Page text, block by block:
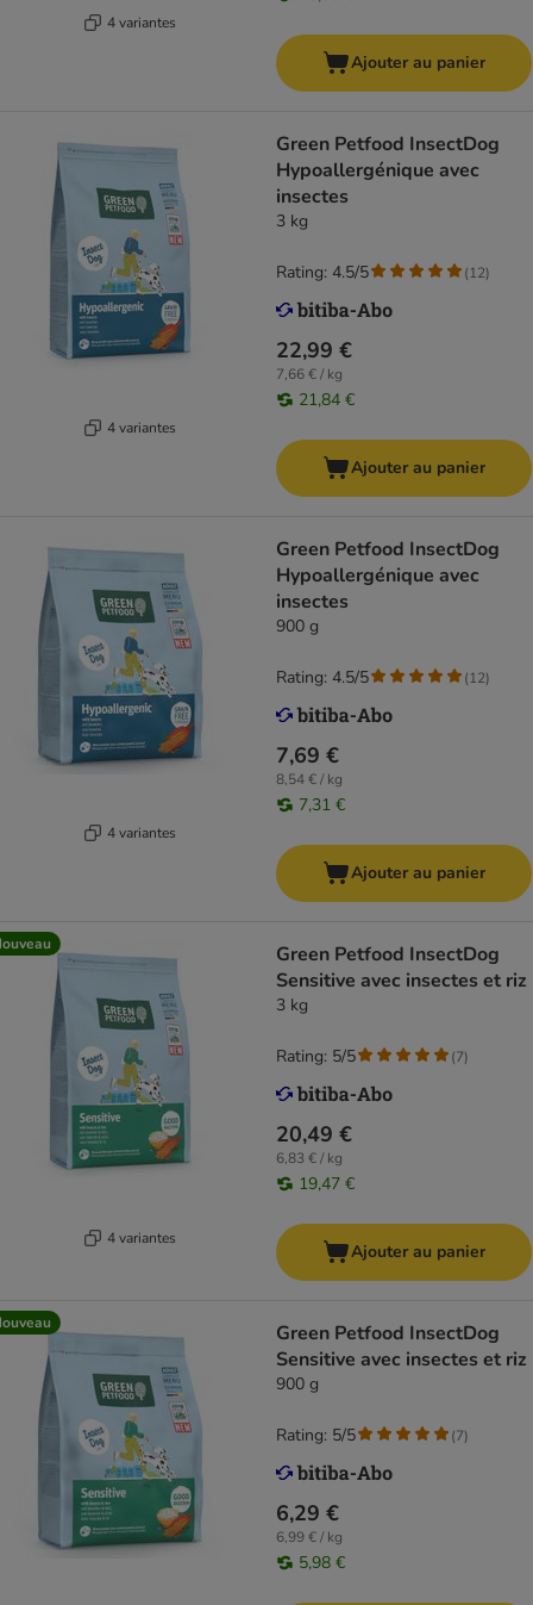
4 variantes
Ajouter au panier
4 variantes
Green Petfood InsectDog
Hypoallergénique avec
insectes
3 kg
22,99 €
7,66 € / kg
21,84 €
Rating: 4.5/5 (12)
Ajouter au panier
4 variantes
Green Petfood InsectDog
Hypoallergénique avec
insectes
900 g
7,69 €
8,54 € / kg
7,31 €
Rating: 4.5/5 (12)
Ajouter au panier
4 variantes
Green Petfood InsectDog
Sensitive avec insectes et riz
3 kg
20,49 €
6,83 € / kg
19,47 €
Rating: 5/5 (7)
Ajouter au panier
Green Petfood InsectDog
Sensitive avec insectes et riz
900 g
6,29 €
6,99 € / kg
5,98 €
Rating: 5/5 (7)